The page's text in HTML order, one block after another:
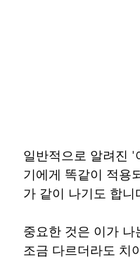
일반적으로 알려진
기에게 똑같이 적용
가 같이 나기도 합니
중요한 것은 이가
조금 다르더라도 치